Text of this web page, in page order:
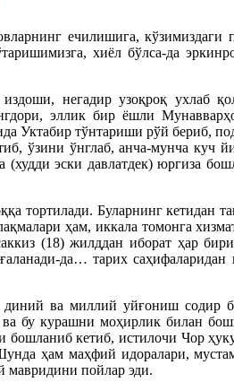
ечилишига, кўзимиздаги
хиёл бўлса-да
негадир узоқроқ ухлаб
эллик бир ёшли
Уктабир тўнтариши рўй бериб,
ўзини ўнглаб, анча-мунча куч
эски давлатдек) юргиза
тортилади. Буларнинг кетидан
ҳам, иккала томонга
(18) жилддан иборат ҳар бири
да… тарих саҳифаларидан
ва миллий уйғониш содир
бу курашни моҳирлик билан
кетиб, истилочи Чор
ҳам маҳфий идоралари,
мавридини пойлар эди.